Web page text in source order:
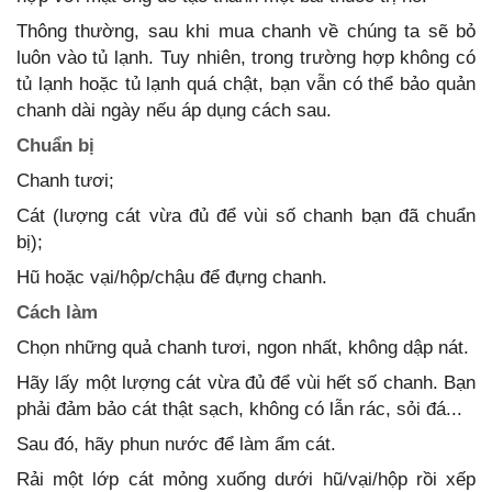
Thông thường, sau khi mua chanh về chúng ta sẽ bỏ
luôn vào tủ lạnh. Tuy nhiên, trong trường hợp không có
tủ lạnh hoặc tủ lạnh quá chật, bạn vẫn có thể bảo quản
chanh dài ngày nếu áp dụng cách sau.
Chuẩn bị
Chanh tươi;
Cát (lượng cát vừa đủ để vùi số chanh bạn đã chuẩn
bị);
Hũ hoặc vại/hộp/chậu để đựng chanh.
Cách làm
Chọn những quả chanh tươi, ngon nhất, không dập nát.
Hãy lấy một lượng cát vừa đủ để vùi hết số chanh. Bạn
phải đảm bảo cát thật sạch, không có lẫn rác, sỏi đá...
Sau đó, hãy phun nước để làm ẩm cát.
Rải một lớp cát mỏng xuống dưới hũ/vại/hộp rồi xếp